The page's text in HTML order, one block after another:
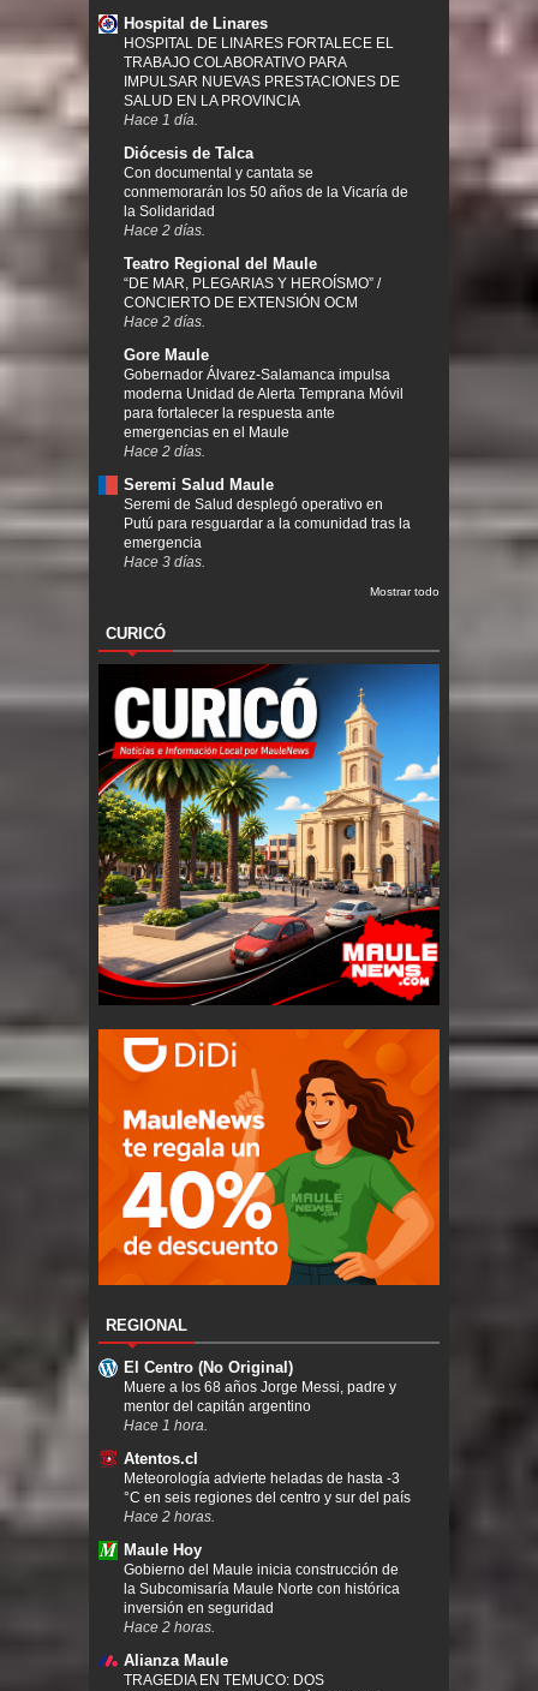
Hospital de Linares
HOSPITAL DE LINARES FORTALECE EL
TRABAJO COLABORATIVO PARA
IMPULSAR NUEVAS PRESTACIONES DE
SALUD EN LA PROVINCIA
Hace 1 día.
Diócesis de Talca
Con documental y cantata se
conmemorarán los 50 años de la Vicaría de
la Solidaridad
Hace 2 días.
Teatro Regional del Maule
“DE MAR, PLEGARIAS Y HEROÍSMO” /
CONCIERTO DE EXTENSIÓN OCM
Hace 2 días.
Gore Maule
Gobernador Álvarez-Salamanca impulsa
moderna Unidad de Alerta Temprana Móvil
para fortalecer la respuesta ante
emergencias en el Maule
Hace 2 días.
Seremi Salud Maule
Seremi de Salud desplegó operativo en
Putú para resguardar a la comunidad tras la
emergencia
Hace 3 días.
Mostrar todo
CURICÓ
REGIONAL
El Centro (No Original)
Muere a los 68 años Jorge Messi, padre y
mentor del capitán argentino
Hace 1 hora.
Atentos.cl
Meteorología advierte heladas de hasta -3
°C en seis regiones del centro y sur del país
Hace 2 horas.
Maule Hoy
Gobierno del Maule inicia construcción de
la Subcomisaría Maule Norte con histórica
inversión en seguridad
Hace 2 horas.
Alianza Maule
TRAGEDIA EN TEMUCO: DOS